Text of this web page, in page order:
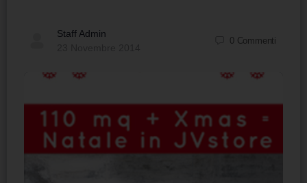
Staff Admin
0 Commenti